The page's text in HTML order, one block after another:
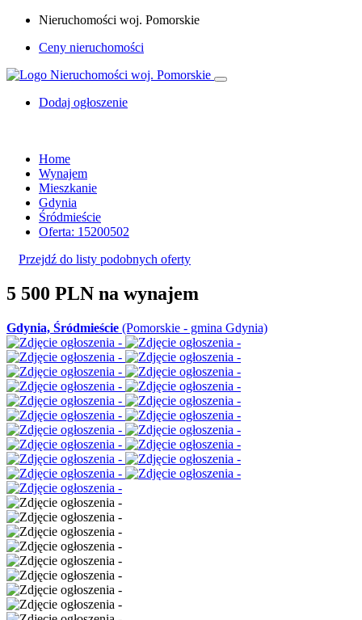
Nieruchomości woj. Pomorskie
Ceny nieruchomości
Dodaj ogłoszenie
Home
Wynajem
Mieszkanie
Gdynia
Śródmieście
Oferta: 15200502
Przejdź do listy podobnych oferty
5 500 PLN na wynajem
Gdynia, Śródmieście (Pomorskie - gmina Gdynia)